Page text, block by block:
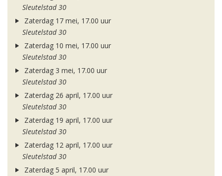
Sleutelstad 30
Zaterdag 17 mei, 17.00 uur
Sleutelstad 30
Zaterdag 10 mei, 17.00 uur
Sleutelstad 30
Zaterdag 3 mei, 17.00 uur
Sleutelstad 30
Zaterdag 26 april, 17.00 uur
Sleutelstad 30
Zaterdag 19 april, 17.00 uur
Sleutelstad 30
Zaterdag 12 april, 17.00 uur
Sleutelstad 30
Zaterdag 5 april, 17.00 uur